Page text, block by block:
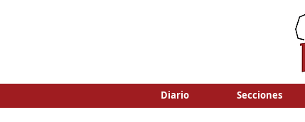
Diario Secciones